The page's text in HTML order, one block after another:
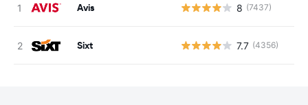
Avis 8 (7437)
Sixt 7.7 (4356)